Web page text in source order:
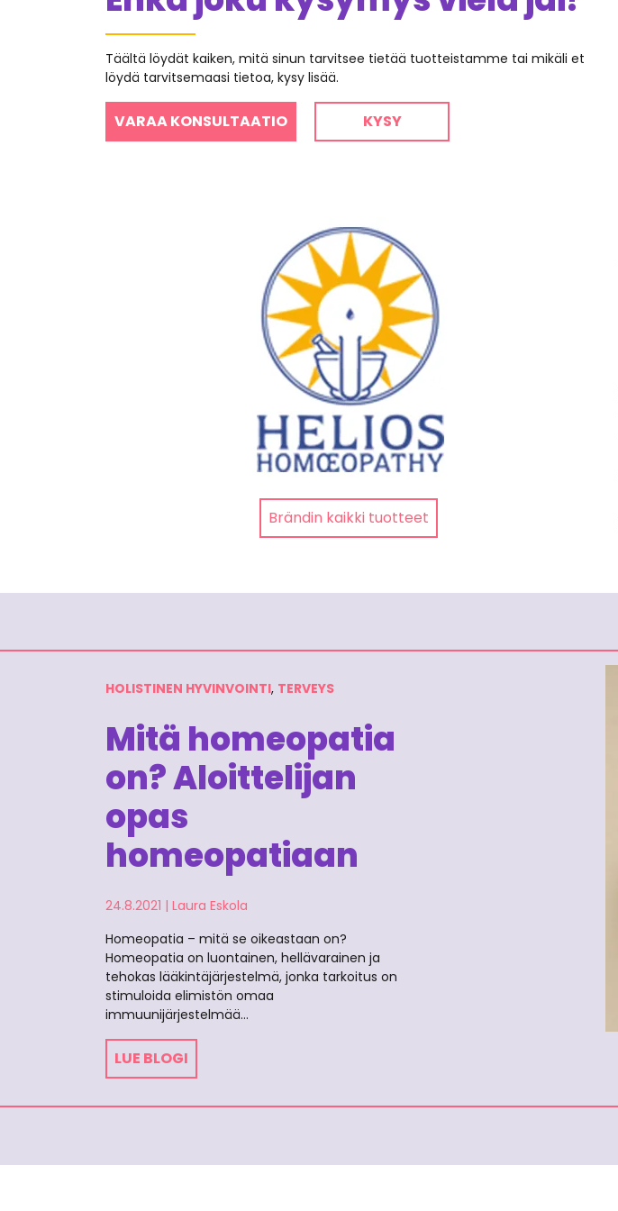
Täältä löydät kaiken, mitä sinun tarvitsee tietää tuotteistamme tai mikäli et
löydä tarvitsemaasi tietoa, kysy lisää.
VARAA KONSULTAATIO KYSY
Brändin kaikki tuotteet
HOLISTINEN HYVINVOINTI, TERVEYS
Mitä homeopatia
on? Aloittelijan
opas
homeopatiaan
24.8.2021 | Laura Eskola
Homeopatia – mitä se oikeastaan on?
Homeopatia on luontainen, hellävarainen ja
tehokas lääkintäjärjestelmä, jonka tarkoitus on
stimuloida elimistön omaa
immuunijärjestelmää…
LUE BLOGI